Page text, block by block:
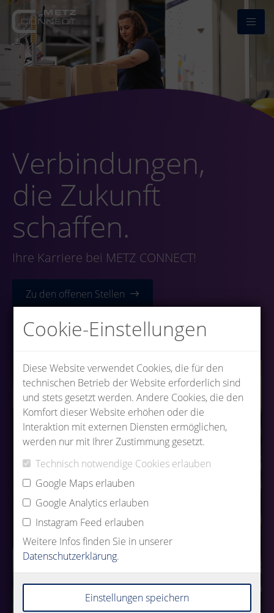
Verbindungen,
die Zukunft
schaffen.
Ihre Karriere bei METZ CONNECT!
Zu den offenen Stellen
Cookie-Einstellungen
Diese Website verwendet Cookies, die für den
technischen Betrieb der Website erforderlich sind
und stets gesetzt werden. Andere Cookies, die den
Komfort dieser Website erhöhen oder die
Interaktion mit externen Diensten ermöglichen,
werden nur mit Ihrer Zustimmung gesetzt.
Technisch notwendige Cookies erlauben
Google Maps erlauben
Google Analytics erlauben
Instagram Feed erlauben
Weitere Infos finden Sie in unserer
Datenschutzerklärung.
Einstellungen speichern